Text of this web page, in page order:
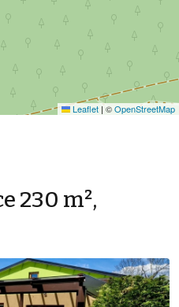
Leaflet |©OpenStreetMap
230 m²,